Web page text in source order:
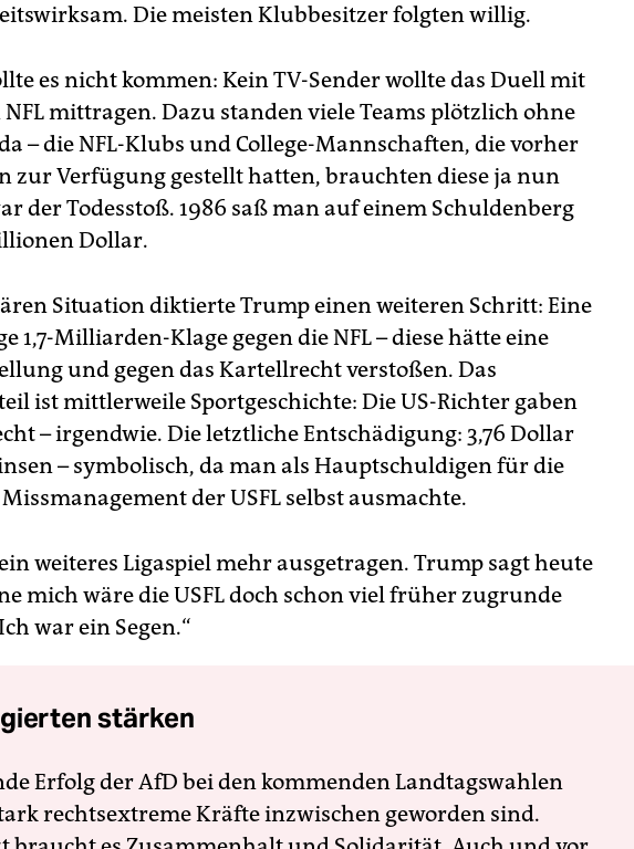
Die meisten Klubbesitzer folgten willig.
es nicht kommen: Kein TV-Sender wollte das Duell mit
mittragen. Dazu standen viele Teams plötzlich ohne
– die NFL-Klubs und College-Mannschaften, die vorher
zur Verfügung gestellt hatten, brauchten diese ja nun
der Todesstoß. 1986 saß man auf einem Schuldenberg
Dollar.
Situation diktierte Trump einen weiteren Schritt: Eine
1,7-Milliarden-Klage gegen die NFL – diese hätte eine
und gegen das Kartellrecht verstoßen. Das
ist mittlerweile Sportgeschichte: Die US-Richter gaben
– irgendwie. Die letztliche Entschädigung: 3,76 Dollar
– symbolisch, da man als Hauptschuldigen für die
der USFL selbst ausmachte.
weiteres Ligaspiel mehr ausgetragen. Trump sagt heute
mich wäre die USFL doch schon viel früher zugrunde
war ein Segen.“
stärken
Erfolg der AfD bei den kommenden Landtagswahlen
rechtsextreme Kräfte inzwischen geworden sind.